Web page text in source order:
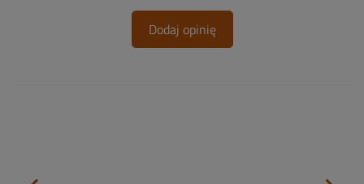
Dodaj opinię